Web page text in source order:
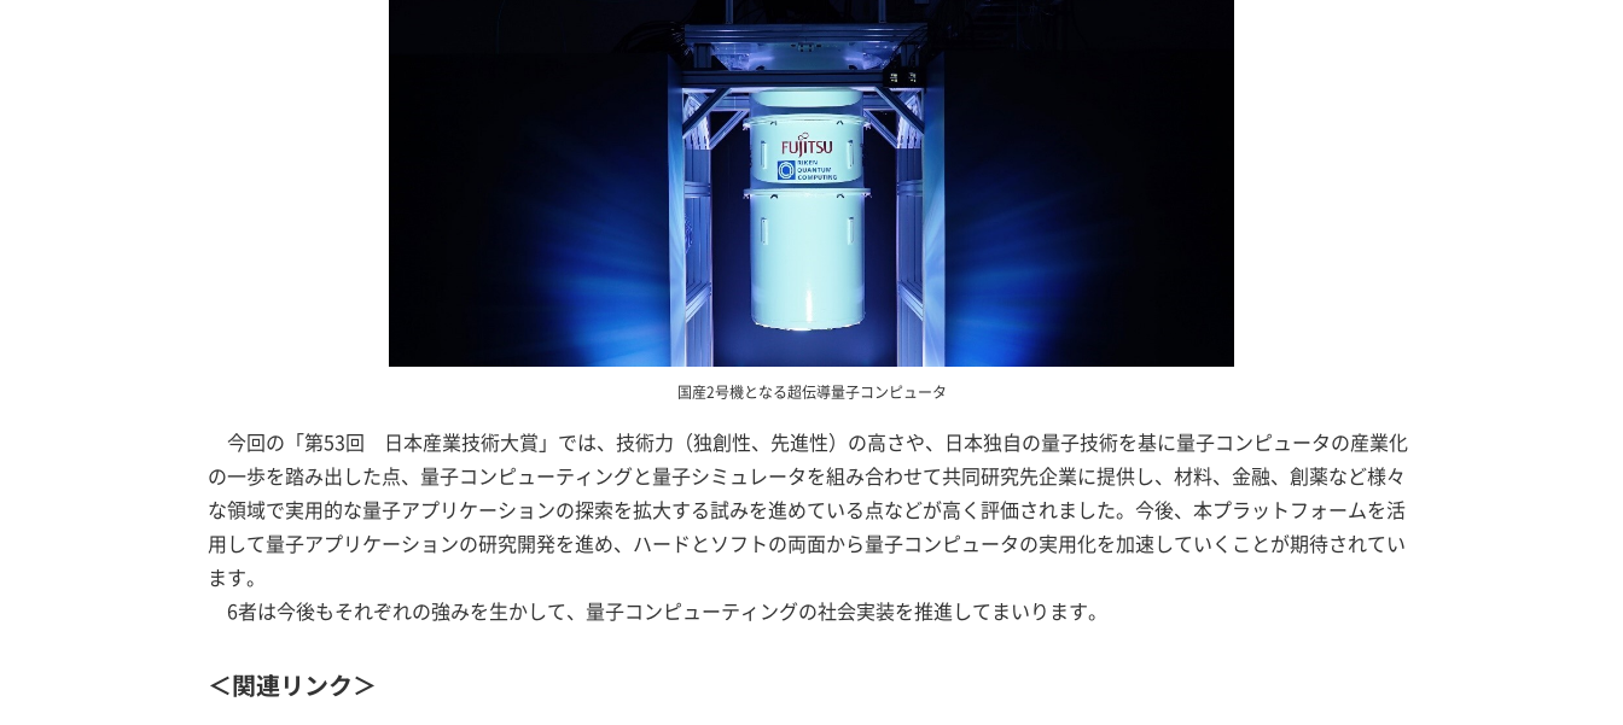
国産2号機となる超伝導量子コンピュータ
今回の「第53回 日本産業技術大賞」では、技術力（独創性、先進性）の高さや、日本独自の量子技術を基に量子コンピュータの産業化
の一歩を踏み出した点、量子コンピューティングと量子シミュレータを組み合わせて共同研究先企業に提供し、材料、金融、創薬など様々
な領域で実用的な量子アプリケーションの探索を拡大する試みを進めている点などが高く評価されました。今後、本プラットフォームを活
用して量子アプリケーションの研究開発を進め、ハードとソフトの両面から量子コンピュータの実用化を加速していくことが期待されてい
ます。
6者は今後もそれぞれの強みを生かして、量子コンピューティングの社会実装を推進してまいります。
＜関連リンク＞